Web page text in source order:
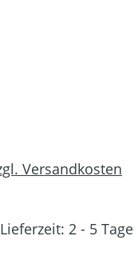
Versandkosten
2 - 5 Tage